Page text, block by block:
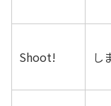
Shoot! し